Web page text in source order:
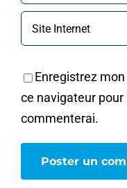
Enregistrez
ce navigateur
commenterai.